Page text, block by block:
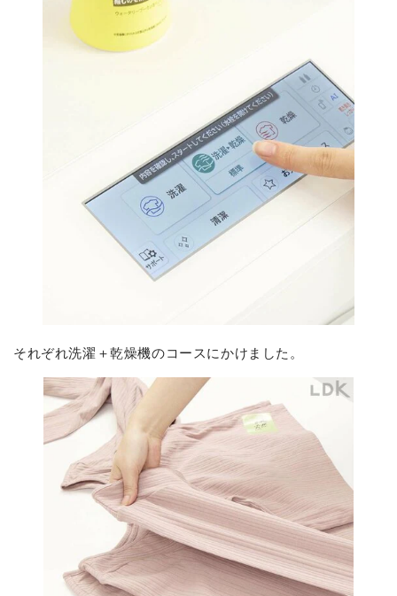
それぞれ洗濯＋乾燥機のコースにかけました。